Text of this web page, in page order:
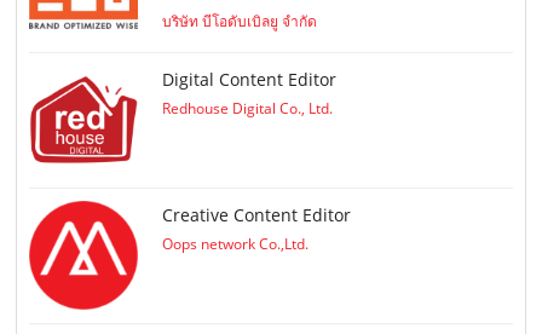
บริษัท บีโอดับเบิลยู จำกัด
Digital Content Editor
Redhouse Digital Co., Ltd.
Creative Content Editor
Oops network Co.,Ltd.